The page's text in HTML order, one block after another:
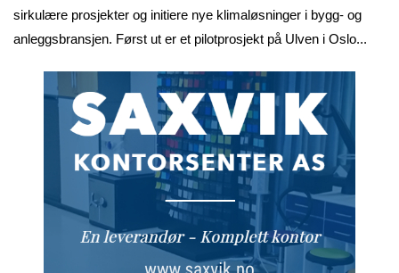
sirkulære prosjekter og initiere nye klimaløsninger i bygg- og
anleggsbransjen. Først ut er et pilotprosjekt på Ulven i Oslo...